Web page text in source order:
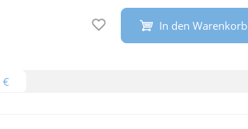
Auf den Merkzettel
In den Warenkorb
€